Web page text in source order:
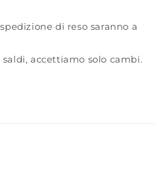
di reso saranno a
accettiamo solo cambi.